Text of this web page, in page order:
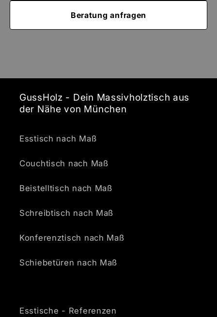
Beratung anfragen
GussHolz - Dein Massivholztisch aus
der Nähe von München
Esstisch nach Maß
Couchtisch nach Maß
Beistelltisch nach Maß
Schreibtisch nach Maß
Konferenztisch nach Maß
Schiebetüren nach Maß
Esstische - Referenzen